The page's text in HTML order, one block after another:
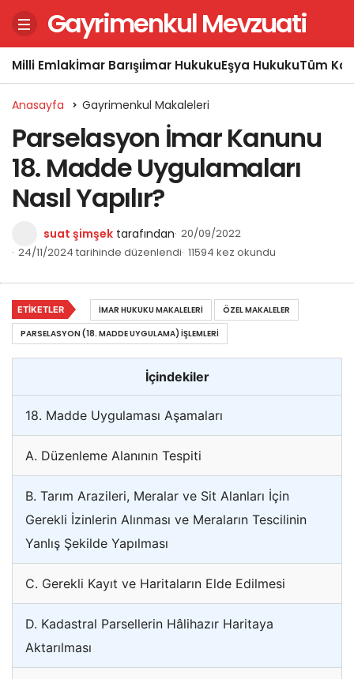
Gayrimenkul Mevzuati
Milli Emlakİmar Barışıİmar HukukuEşya HukukuTüm
Anasayfa Gayrimenkul Makaleleri
Parselasyon İmar Kanunu
18. Madde Uygulamaları
Nasıl Yapılır?
suat şimşek tarafından 20/09/2022
24/11/2024 tarihinde düzenlendi 11594 kez okundu
İçindekiler
18. Madde Uygulaması Aşamaları
A. Düzenleme Alanının Tespiti
B. Tarım Arazileri, Meralar ve Sit Alanları İçin
Gerekli İzinlerin Alınması ve Meraların Tescilinin
Yanlış Şekilde Yapılması
C. Gerekli Kayıt ve Haritaların Elde Edilmesi
D. Kadastral Parsellerin Hâlihazır Haritaya
Aktarılması
ETIKETLER İMAR HUKUKU MAKALELERI
ÖZEL MAKALELER
PARSELASYON (18. MADDE UYGULAMA) İŞLEMLERI